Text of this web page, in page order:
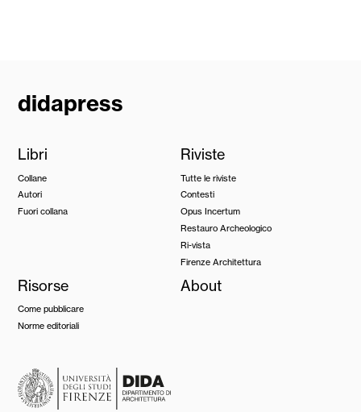
didapress
Libri
Collane
Autori
Fuori collana
Riviste
Tutte le riviste
Contesti
Opus Incertum
Restauro Archeologico
Ri-vista
Firenze Architettura
Risorse
Come pubblicare
Norme editoriali
About